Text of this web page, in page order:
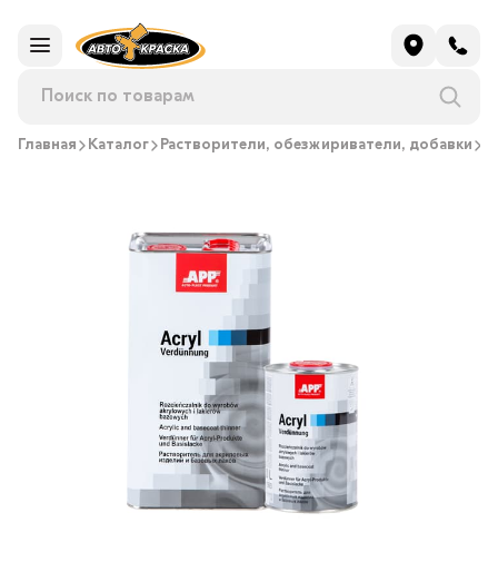
Главная Каталог Растворители, обезжириватели, добавки